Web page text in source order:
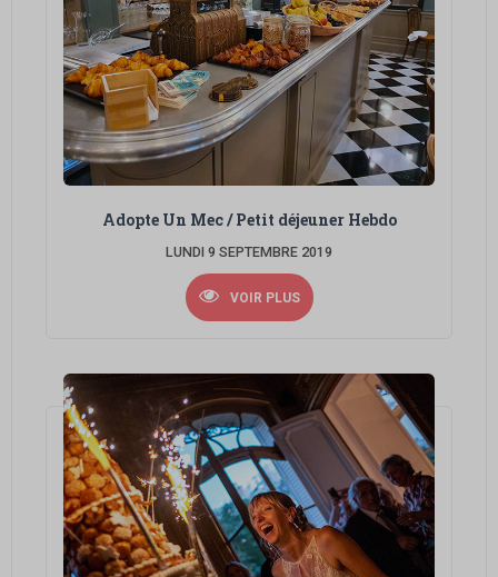
Adopte Un Mec / Petit déjeuner Hebdo
LUNDI 9 SEPTEMBRE 2019
VOIR PLUS